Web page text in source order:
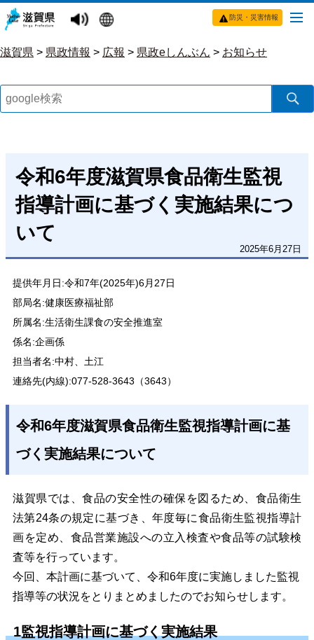
防災・災害情報
滋賀県 > 県政情報 > 広報 > 県政eしんぶん > お知らせ
令和6年度滋賀県食品衛生監視
指導計画に基づく実施結果につ
いて
2025年6月27日
提供年月日:令和7年(2025年)6月27日
部局名:健康医療福祉部
所属名:生活衛生課食の安全推進室
係名:企画係
担当者名:中村、土江
連絡先(内線):077-528-3643（3643）
令和6年度滋賀県食品衛生監視指導計画に基
づく実施結果について
滋賀県では、食品の安全性の確保を図るため、食品衛生
法第24条の規定に基づき、年度毎に食品衛生監視指導計
画を定め、食品営業施設への立入検査や食品等の試験検
査等を行っています。
今回、本計画に基づいて、令和6年度に実施しました監視
指導等の状況をとりまとめましたのでお知らせします。
1監視指導計画に基づく実施結果